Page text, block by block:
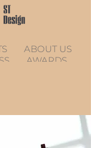
ABOUT US
AWARDS